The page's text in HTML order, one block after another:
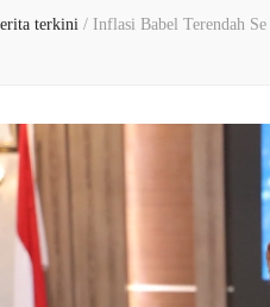
terkini / Inflasi Babel Terendah